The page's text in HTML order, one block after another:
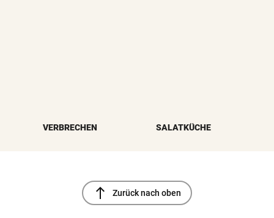
VERBRECHEN SALATKÜCHE
north Zurück nach oben